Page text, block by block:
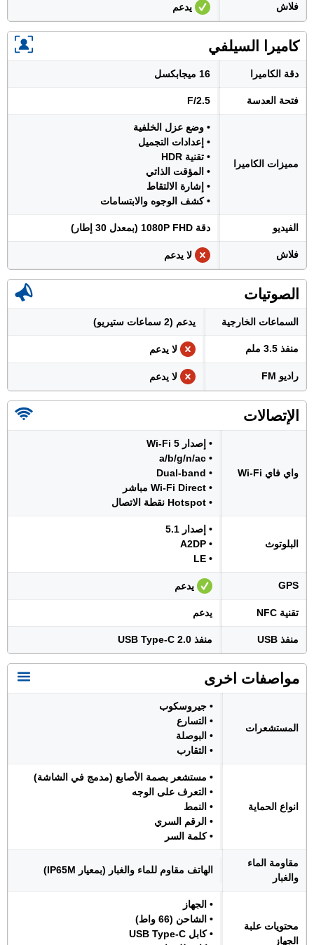
فلاش يدعم
كاميرا السيلفي
دقة الكاميرا 16 ميجابكسل
فتحة العدسة F/2.5
مميزات الكاميرا
• وضع عزل الخلفية
• إعدادات التجميل
• تقنية HDR
• المؤقت الذاتي
• إشارة الالتقاط
• كشف الوجوه والابتسامات
الفيديو دقة 1080P FHD (بمعدل 30 إطار)
فلاش لا يدعم
الصوتيات
السماعات الخارجية يدعم (2 سماعات ستيريو)
منفذ 3.5 ملم لا يدعم
راديو FM لا يدعم
الإتصالات
واي فاي Wi-Fi
• إصدار Wi-Fi 5
• a/b/g/n/ac
• Dual-band
• Wi-Fi Direct مباشر
• Hotspot نقطة الاتصال
البلوتوث
• إصدار 5.1
• A2DP
• LE
GPS يدعم
تقنية NFC يدعم
منفذ USB منفذ USB Type-C 2.0
مواصفات اخرى
المستشعرات
• جيروسكوب
• التسارع
• البوصلة
• التقارب
انواع الحماية
• مستشعر بصمة الأصابع (مدمج في الشاشة)
• التعرف على الوجه
• النمط
• الرقم السري
• كلمة السر
مقاومة الماء
والغبار
الهاتف مقاوم للماء والغبار (بمعيار IP65M)
محتويات علبة
الجهاز
• الجهاز
• الشاحن (66 واط)
• كابل USB Type-C